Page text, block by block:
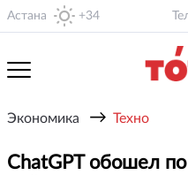
Астана +34
Экономика → Техно
ChatGPT обошел